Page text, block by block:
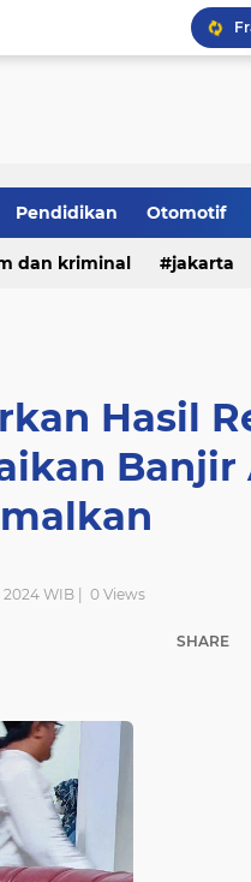
Pendidikan Otomotif
dan kriminal jakarta
Hasil
Banjir
WIB | 0Views
SHARE